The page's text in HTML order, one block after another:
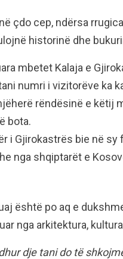
çdo cep, ndërsa
historinë dhe
mbetet Kalaja e
numri i vizitorëve ka
rëndësinë e këtij
bota.
i Gjirokastrës bie në
nga shqiptarët e
është po aq e
nga arkitektura,
dje tani do të